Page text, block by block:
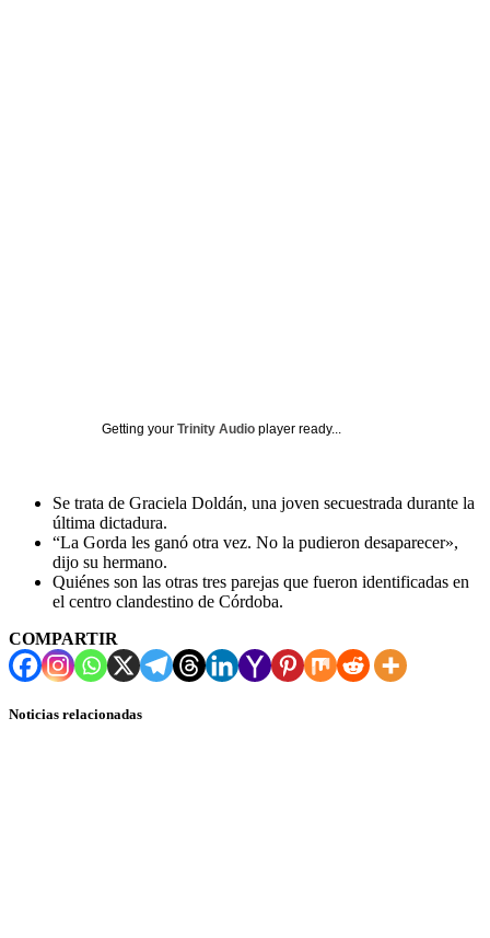
Getting your Trinity Audio player ready...
Se trata de Graciela Doldán, una joven secuestrada durante la
última dictadura.
“La Gorda les ganó otra vez. No la pudieron desaparecer»,
dijo su hermano.
Quiénes son las otras tres parejas que fueron identificadas en
el centro clandestino de Córdoba.
COMPARTIR
Noticias relacionadas